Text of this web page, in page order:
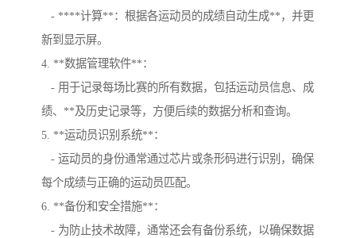
- ****计算**：根据各运动员的成绩自动生成**，并更
新到显示屏。
4. **数据管理软件**：
- 用于记录每场比赛的所有数据，包括运动员信息、成
绩、**及历史记录等，方便后续的数据分析和查询。
5. **运动员识别系统**：
- 运动员的身份通常通过芯片或条形码进行识别，确保
每个成绩与正确的运动员匹配。
6. **备份和安全措施**：
- 为防止技术故障，通常还会有备份系统，以确保数据